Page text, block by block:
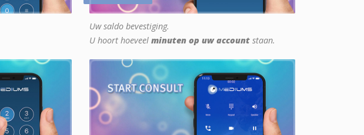
Uw saldo bevestiging.
U hoort hoeveel minuten op uw account staan.